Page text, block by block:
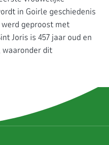
in Goirle geschiedenis
geproost met
Joris is 457 jaar oud en
dit